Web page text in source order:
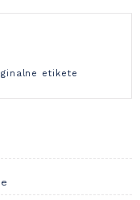
etikete